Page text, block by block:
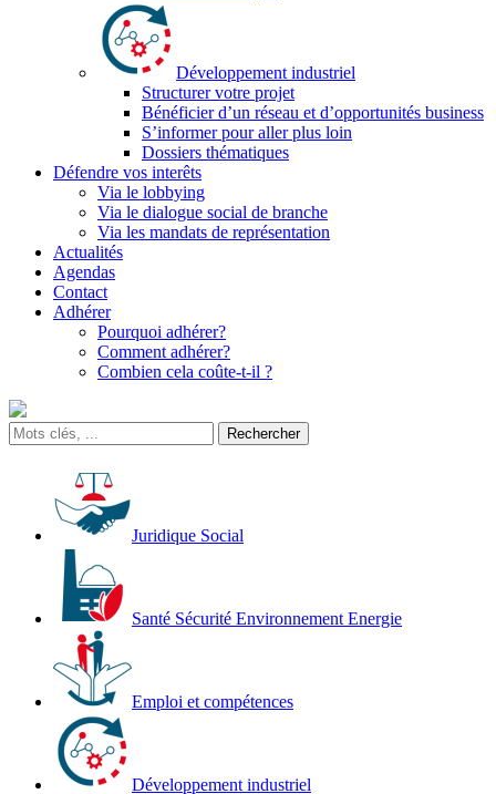
Développement industriel
Structurer votre projet
Bénéficier d’un réseau et d’opportunités business
S’informer pour aller plus loin
Dossiers thématiques
Défendre vos interêts
Via le lobbying
Via le dialogue social de branche
Via les mandats de représentation
Actualités
Agendas
Contact
Adhérer
Pourquoi adhérer?
Comment adhérer?
Combien cela coûte-t-il ?
Juridique Social
Santé Sécurité Environnement Energie
Emploi et compétences
Développement industriel